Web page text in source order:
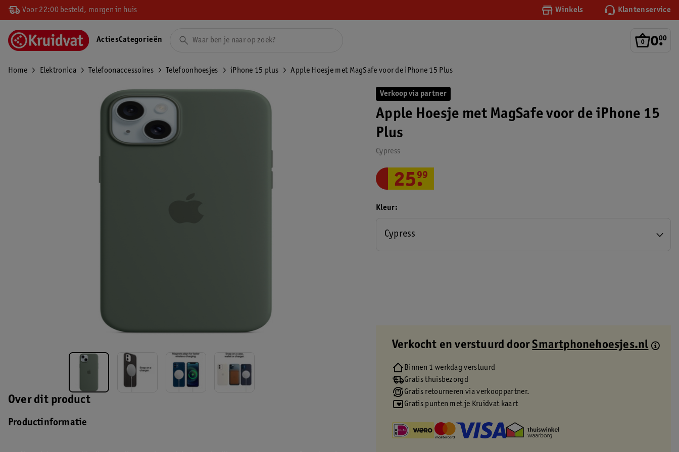
Voor 22:00 besteld, morgen in huis Winkels Klantenservice
0.
00
ActiesCategorieën
Home Elektronica Telefoonaccessoires Telefoonhoesjes iPhone 15 plus Apple Hoesje met MagSafe voor de iPhone 15 Plus
Over dit product
Productinformatie
Verkoop via partner
Apple Hoesje met MagSafe voor de iPhone 15
Plus
Cypress
25.
99
Kleur
Cypress
Verkocht en verstuurd doorSmartphonehoesjes.nl
Binnen 1 werkdag verstuurd
Gratis thuisbezorgd
Gratis retourneren via verkooppartner.
Gratis punten met je Kruidvat kaart